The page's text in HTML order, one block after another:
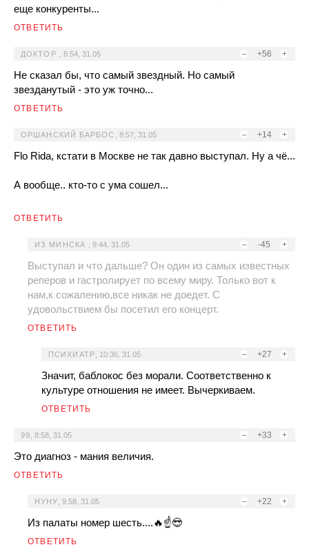
еще конкуренты...
ОТВЕТИТЬ
– +56 +
ДОКТОР 8:54, 31.05
Не сказал бы, что самый звездный. Но самый
звезданутый - это уж точно...
ОТВЕТИТЬ
– +14 +
ОРШАНСКИЙ БАРБОС 8:57, 31.05
Flo Rida, кстати в Москве не так давно выступал. Ну а чё...
А вообще.. кто-то с ума сошел...
ОТВЕТИТЬ
– -45 +
ИЗ МИНСКА 9:44, 31.05
Выступал и что дальше? Он один из самых известных
реперов и гастролирует по всему миру. Только вот к
нам,к сожалению,все никак не доедет. С
удовольствием бы посетил его концерт.
ОТВЕТИТЬ
– +27 +
ПСИХИАТР 10:36, 31.05
Значит, баблокос без морали. Соответственно к
культуре отношения не имеет. Вычеркиваем.
ОТВЕТИТЬ
– +33 +
99 ,8:58, 31.05
Это диагноз - мания величия.
ОТВЕТИТЬ
– +22 +
НУНУ ,9:58, 31.05
Из палаты номер шесть....🔥☝️😎
ОТВЕТИТЬ